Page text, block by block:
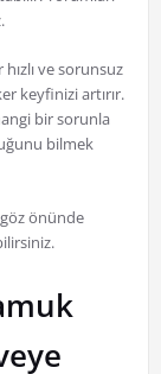
ve sorunsuz
keyfinizi artırır.
bir sorunla
bilmek
önünde